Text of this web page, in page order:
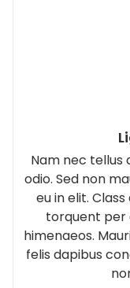
Nam nec tellus
odio. Sed non
eu in elit.
torquent per
himenaeos.
felis dapibus